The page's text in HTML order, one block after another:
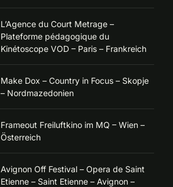
L’Agence du Court Metrage –
Plateforme pédagogique du
Kinétoscope VOD – Paris – Frankreich
Make Dox – Country in Focus – Skopje
– Nordmazedonien
Frameout Freiluftkino im MQ – Wien –
Österreich
Avignon Off Festival – Opera de Saint
Etienne – Saint Etienne – Avignon –